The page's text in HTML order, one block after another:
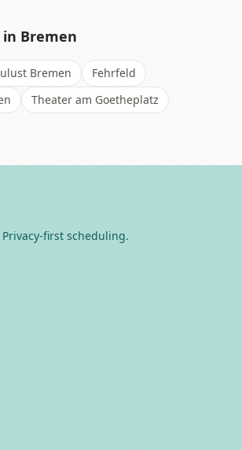
in Bremen
Bremen
Fehrfeld
Theater am Goetheplatz
first scheduling.